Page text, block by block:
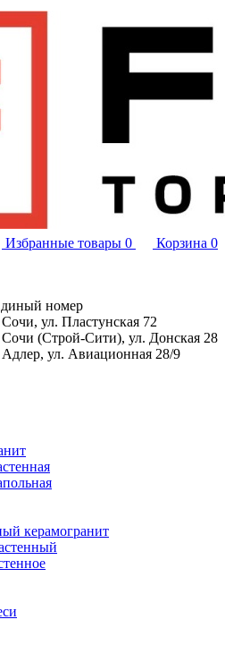
Избранные товары 0 Корзина 0
номер
Сочи, ул. Пластунская 72
Сочи (Строй-Сити), ул. Донская 28
Адлер, ул. Авиационная 28/9
керамогранит